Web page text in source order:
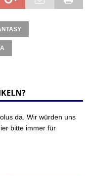
da. Wir würden uns
bitte immer für